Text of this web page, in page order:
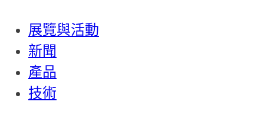
展覽與活動
新聞
產品
技術